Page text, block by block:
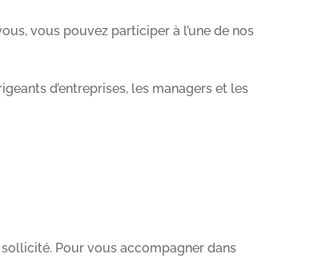
vous pouvez participer à l’une de nos
d’entreprises, les managers et les
Pour vous accompagner dans